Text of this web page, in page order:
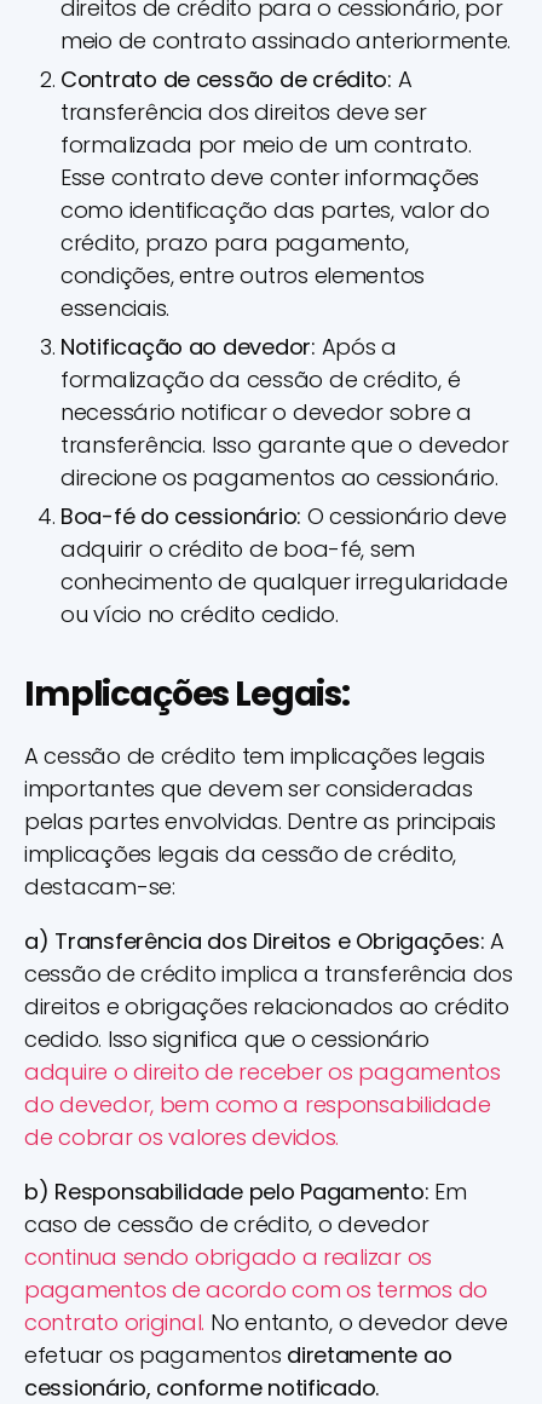
direitos de crédito para o cessionário, por
meio de contrato assinado anteriormente.
Contrato de cessão de crédito: A
transferência dos direitos deve ser
formalizada por meio de um contrato.
Esse contrato deve conter informações
como identificação das partes, valor do
crédito, prazo para pagamento,
condições, entre outros elementos
essenciais.
Notificação ao devedor: Após a
formalização da cessão de crédito, é
necessário notificar o devedor sobre a
transferência. Isso garante que o devedor
direcione os pagamentos ao cessionário.
Boa-fé do cessionário: O cessionário deve
adquirir o crédito de boa-fé, sem
conhecimento de qualquer irregularidade
ou vício no crédito cedido.
Implicações Legais:
A cessão de crédito tem implicações legais
importantes que devem ser consideradas
pelas partes envolvidas. Dentre as principais
implicações legais da cessão de crédito,
destacam-se:
a) Transferência dos Direitos e Obrigações: A
cessão de crédito implica a transferência dos
direitos e obrigações relacionados ao crédito
cedido. Isso significa que o cessionário
adquire o direito de receber os pagamentos
do devedor, bem como a responsabilidade
de cobrar os valores devidos.
b) Responsabilidade pelo Pagamento: Em
caso de cessão de crédito, o devedor
continua sendo obrigado a realizar os
pagamentos de acordo com os termos do
contrato original. No entanto, o devedor deve
efetuar os pagamentos diretamente ao
cessionário, conforme notificado.